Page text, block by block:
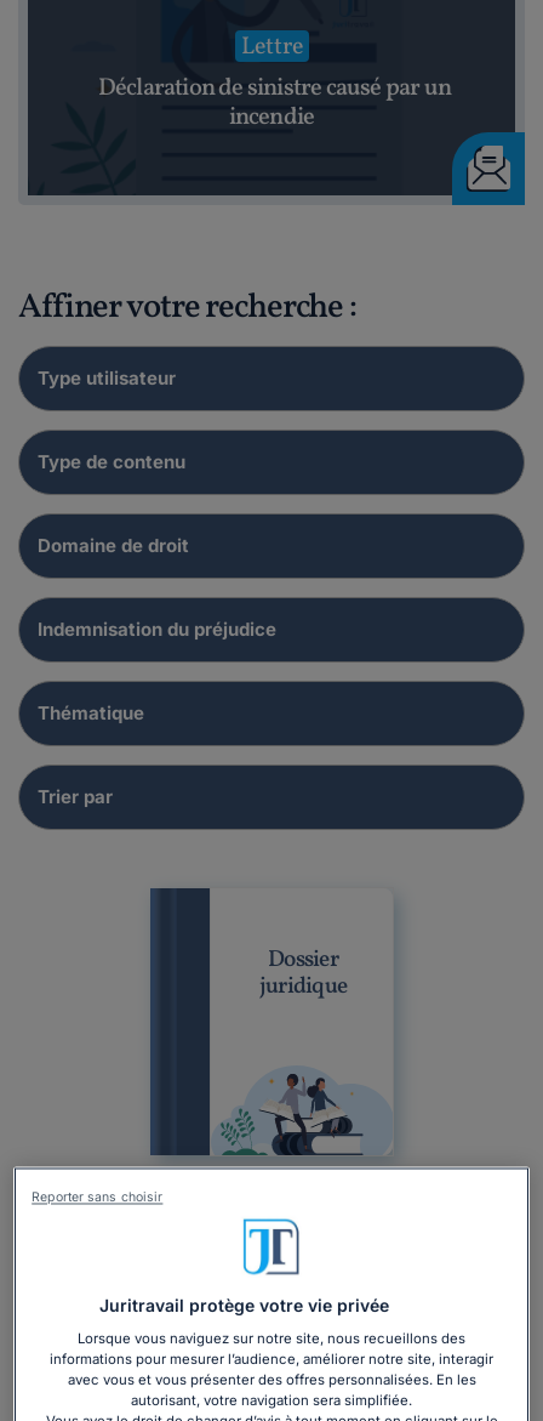
Lettre
Déclaration de sinistre causé par un
incendie
Affiner votre recherche :
Dossier
juridique
Dossier Professionnel
Assurances professionnelles : comprendre
leur fonctionnement pour protéger votre
entreprise
Juritravail protège votre vie privée
Lorsque vous naviguez sur notre site, nous recueillons des
informations pour mesurer l’audience, améliorer notre site, interagir
avec vous et vous présenter des offres personnalisées. En les
autorisant, votre navigation sera simplifiée.
Reporter sans choisir